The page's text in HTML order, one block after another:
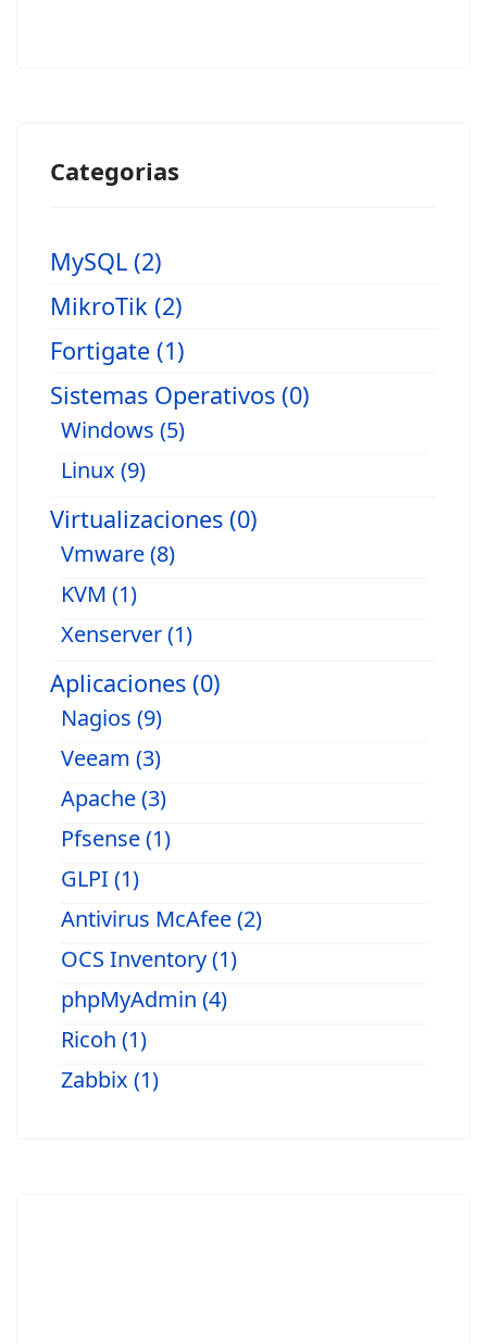
Categorias
MySQL (2)
MikroTik (2)
Fortigate (1)
Sistemas Operativos (0)
Windows (5)
Linux (9)
Virtualizaciones (0)
Vmware (8)
KVM (1)
Xenserver (1)
Aplicaciones (0)
Nagios (9)
Veeam (3)
Apache (3)
Pfsense (1)
GLPI (1)
Antivirus McAfee (2)
OCS Inventory (1)
phpMyAdmin (4)
Ricoh (1)
Zabbix (1)